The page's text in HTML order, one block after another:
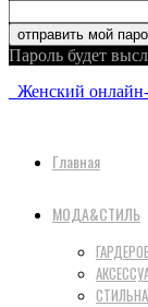
Пароль будет
Женский
Главная
МОДА&СТИЛЬ